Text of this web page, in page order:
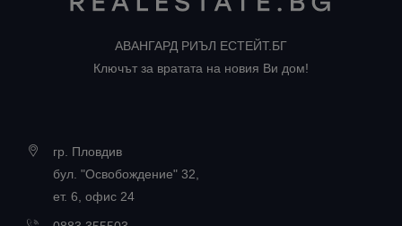
АВАНГАРД РИЪЛ ЕСТЕЙТ.БГ
Ключът за вратата на новия Ви дом!
гр. Пловдив
бул. "Освобождение" 32,
ет. 6, офис 24